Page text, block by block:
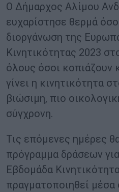
Ο Δήμαρχος Αλίμου
ευχαρίστησε θερμά
διοργάνωση της
Κινητικότητας 2023
όλους όσοι κοπιάζουν
γίνει η κινητικότητα
βιώσιμη, πιο
σύγχρονη.
Τις επόμενες ημέρες
πρόγραμμα δράσεων
Εβδομάδα
πραγματοποιηθεί